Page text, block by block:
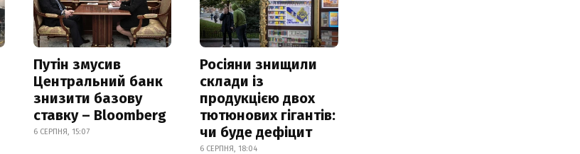
Путін змусив
Центральний банк
знизити базову
ставку – Bloomberg
6 СЕРПНЯ, 15:07
Росіяни знищили
склади із
продукцією двох
тютюнових гігантів:
чи буде дефіцит
6 СЕРПНЯ, 18:04